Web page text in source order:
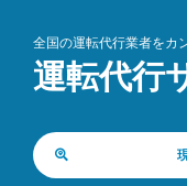
全国の運転代行業者をカ
運転代行